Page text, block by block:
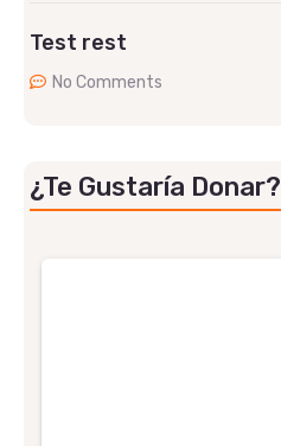
Test rest
No Comments
¿Te Gustaría Donar?